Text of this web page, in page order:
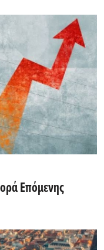
Επόμενης